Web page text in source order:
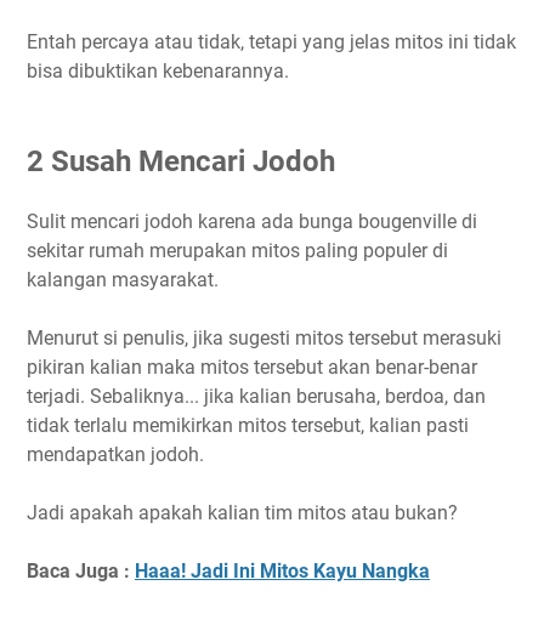
Entah percaya atau tidak, tetapi yang jelas mitos ini tidak
bisa dibuktikan kebenarannya.
2 Susah Mencari Jodoh
Sulit mencari jodoh karena ada bunga bougenville di
sekitar rumah merupakan mitos paling populer di
kalangan masyarakat.
Menurut si penulis, jika sugesti mitos tersebut merasuki
pikiran kalian maka mitos tersebut akan benar-benar
terjadi. Sebaliknya... jika kalian berusaha, berdoa, dan
tidak terlalu memikirkan mitos tersebut, kalian pasti
mendapatkan jodoh.
Jadi apakah apakah kalian tim mitos atau bukan?
Baca Juga : Haaa! Jadi Ini Mitos Kayu Nangka